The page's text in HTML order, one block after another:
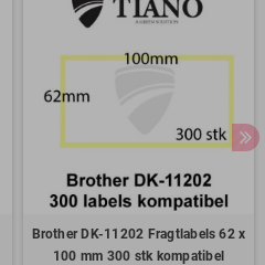
Brother DK-11202 Fragtlabels 62 x
100 mm 300 stk kompatibel